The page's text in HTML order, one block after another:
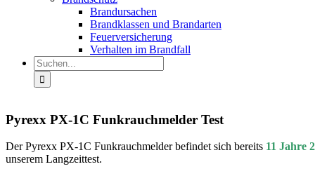
Brandursachen
Brandklassen und Brandarten
Feuerversicherung
Verhalten im Brandfall
Suche
nach:
Pyrexx PX-1C Funkrauchmelder Test
Der Pyrexx PX-1C Funkrauchmelder befindet sich bereits 11 Jahre
unserem Langzeittest.